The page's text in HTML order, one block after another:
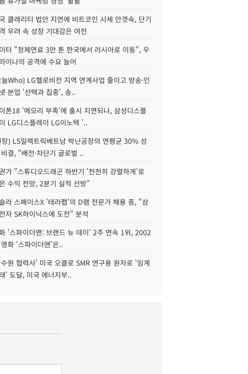
클래리티 법안 지연에 비트코인 시세 안갯속, 단기
우려 속 성장 기대감은 여전
터 "정제연료 3만 톤 한국에서 러시아로 이동", 우
이나의 공격에 수요 늘어
Who] LG헬로비전 지역 연계사업 줄이고 방송·인
본업 '선택과 집중', 송..
폰18 '메모리 부족'에 출시 지연되나, 삼성디스플
LG디스플레이 LG이노텍 '..
] LS일렉트릭베트남 박닌공장의 연평균 30% 성
결, "배전·차단기 글로벌 ..
가 "스튜디오드래곤 하반기 '천천히 강렬하게'로
수익 전망, 2분기 실적 선방"
라 스페이스X '테라팹'의 D램 전문가 채용 중, "삼
자 SK하이닉스에 도전" 분석
'스파이더맨: 브랜드 뉴 데이' 2주 연속 1위, 2002
화 '스파이더맨'은..
원 협력사' 미국 오클로 SMR 연구용 원자로 '임계
' 도달, 미국 에너지부..